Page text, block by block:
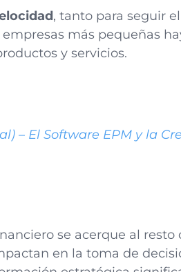
, tanto para seguir
más pequeñas
y servicios.
– El Software EPM y la
se acerque al resto
en la toma de